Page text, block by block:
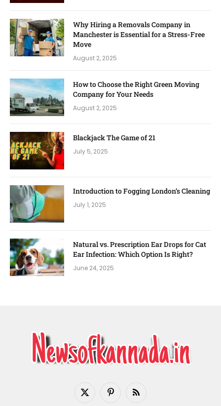
Why Hiring a Removals Company in
Manchester is Essential for a Stress-Free
Move
August 2, 2025
How to Choose the Right Green Moving
Company for Your Needs
August 2, 2025
Blackjack The Game of 21
July 5, 2025
Introduction to Fogging London’s Cleaning
July 1, 2025
Natural vs. Prescription Ear Drops for Cat
Ear Infection: Which Option Is Right?
June 24, 2025
X
PinterestRSS